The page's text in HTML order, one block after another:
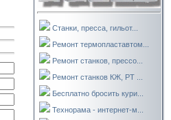
Станки, пресса, гильот...
Ремонт термопластавтом...
Ремонт станков, прессо...
Ремонт станков КЖ, РТ ...
Бесплатно бросить кури...
Технорама - интернет-м...